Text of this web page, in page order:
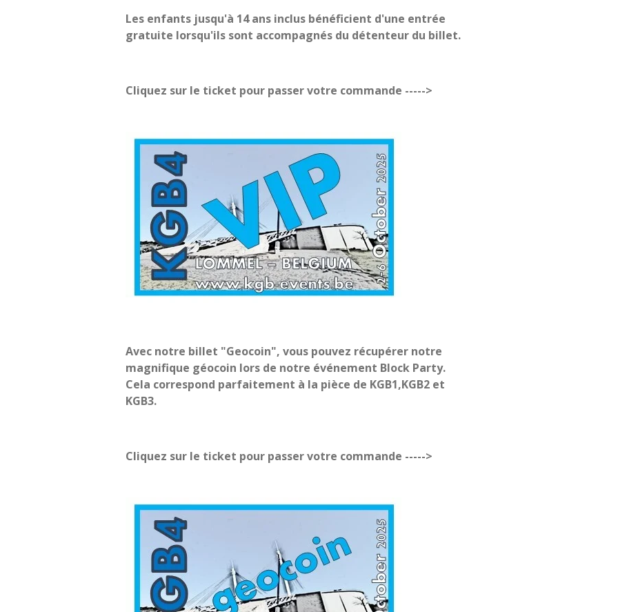
Les enfants jusqu'à 14 ans inclus bénéficient d'une entrée
gratuite lorsqu'ils sont accompagnés du détenteur du billet.
Cliquez sur le ticket pour passer votre commande ----->
Avec notre billet "Geocoin", vous pouvez récupérer notre
magnifique géocoin lors de notre événement Block Party.
Cela correspond parfaitement à la pièce de KGB1,KGB2 et
KGB3.
Cliquez sur le ticket pour passer votre commande ----->